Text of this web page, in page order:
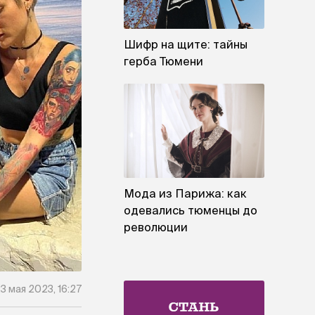
мая 2023, 16:27
Шифр на щите: тайны
герба Тюмени
Мода из Парижа: как
одевались тюменцы до
революции